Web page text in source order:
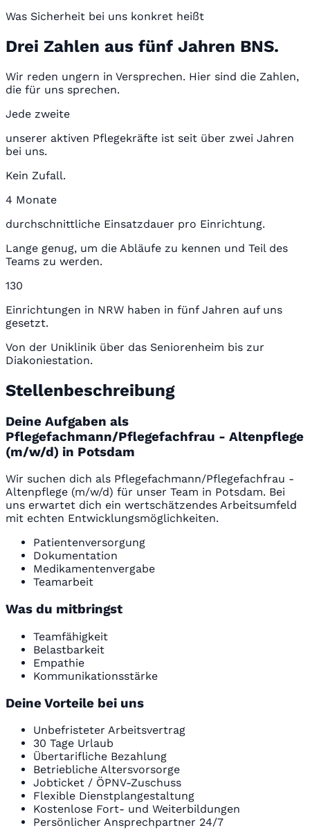
Was Sicherheit bei uns konkret heißt
Drei Zahlen aus fünf Jahren BNS.
Wir reden ungern in Versprechen. Hier sind die Zahlen,
die für uns sprechen.
Jede zweite
unserer aktiven Pflegekräfte ist seit über zwei Jahren
bei uns.
Kein Zufall.
4 Monate
durchschnittliche Einsatzdauer pro Einrichtung.
Lange genug, um die Abläufe zu kennen und Teil des
Teams zu werden.
130
Einrichtungen in NRW haben in fünf Jahren auf uns
gesetzt.
Von der Uniklinik über das Seniorenheim bis zur
Diakoniestation.
Stellenbeschreibung
Deine Aufgaben als
Pflegefachmann/Pflegefachfrau - Altenpflege
(m/w/d) in Potsdam
Wir suchen dich als Pflegefachmann/Pflegefachfrau -
Altenpflege (m/w/d) für unser Team in Potsdam. Bei
uns erwartet dich ein wertschätzendes Arbeitsumfeld
mit echten Entwicklungsmöglichkeiten.
Patientenversorgung
Dokumentation
Medikamentenvergabe
Teamarbeit
Was du mitbringst
Teamfähigkeit
Belastbarkeit
Empathie
Kommunikationsstärke
Deine Vorteile bei uns
Unbefristeter Arbeitsvertrag
30 Tage Urlaub
Übertarifliche Bezahlung
Betriebliche Altersvorsorge
Jobticket / ÖPNV-Zuschuss
Flexible Dienstplangestaltung
Kostenlose Fort- und Weiterbildungen
Persönlicher Ansprechpartner 24/7